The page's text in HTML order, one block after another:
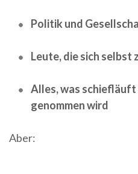
Politik und
Leute, die sich selbst
Alles, was
genommen wird
Aber: